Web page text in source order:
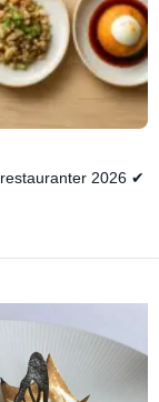
2026 ✔